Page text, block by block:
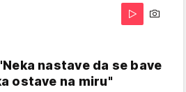
nastave da se bave
ostave na miru"